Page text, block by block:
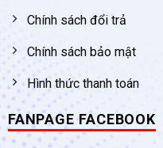
Chính sách đổi trả
Chính sách bảo mật
Hình thức thanh toán
FANPAGE FACEBOOK